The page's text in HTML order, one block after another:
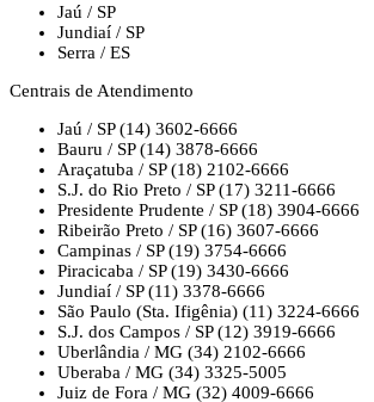
Jaú / SP
Jundiaí / SP
Serra / ES
Centrais de Atendimento
Jaú / SP (14) 3602-6666
Bauru / SP (14) 3878-6666
Araçatuba / SP (18) 2102-6666
S.J. do Rio Preto / SP (17) 3211-6666
Presidente Prudente / SP (18) 3904-6666
Ribeirão Preto / SP (16) 3607-6666
Campinas / SP (19) 3754-6666
Piracicaba / SP (19) 3430-6666
Jundiaí / SP (11) 3378-6666
São Paulo (Sta. Ifigênia) (11) 3224-6666
S.J. dos Campos / SP (12) 3919-6666
Uberlândia / MG (34) 2102-6666
Uberaba / MG (34) 3325-5005
Juiz de Fora / MG (32) 4009-6666